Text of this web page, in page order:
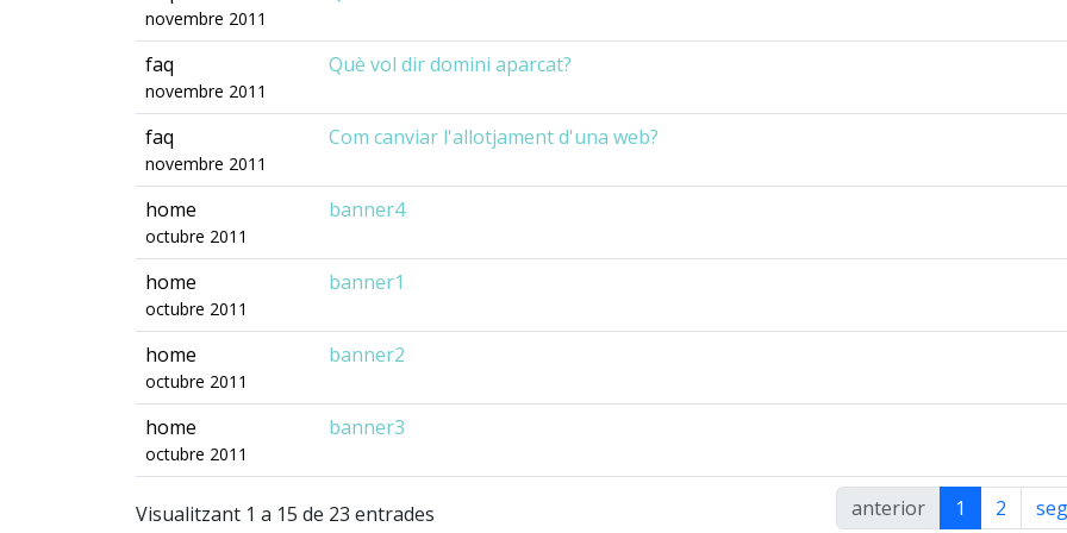
novembre 2011
faq
novembre 2011
Què vol dir domini aparcat?
faq
novembre 2011
Com canviar l'allotjament d'una web?
home
octubre 2011
banner4
home
octubre 2011
banner1
home
octubre 2011
banner2
home
octubre 2011
banner3
Visualitzant 1 a 15 de 23 entrades anterior 1 2